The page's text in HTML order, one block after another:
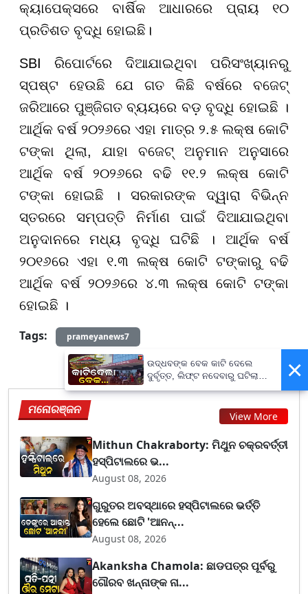
କ୍ୟାପେକ୍ସରେ ବାର୍ଷିକ ଆଧାରରେ ପ୍ରାୟ ୧୦
ପ୍ରତିଶତ ବୃଦ୍ଧି ହୋଇଛି।
SBI ରିପୋର୍ଟରେ ଦିଆଯାଇଥିବା ପରିସଂଖ୍ୟାନରୁ
ସ୍ପଷ୍ଟ ହେଉଛି ଯେ ଗତ କିଛି ବର୍ଷରେ ବଜେଟ୍
ଜରିଆରେ ପୁଞ୍ଜିଗତ ବ୍ୟୟରେ ବଡ଼ ବୃଦ୍ଧି ହୋଇଛି ।
ଆର୍ଥିକ ବର୍ଷ ୨୦୨୬ରେ ଏହା ମାତ୍ର ୨.୫ ଲକ୍ଷ କୋଟି
ଟଙ୍କା ଥିଲା, ଯାହା ବଜେଟ୍ ଅନୁମାନ ଅନୁସାରେ
ଆର୍ଥିକ ବର୍ଷ ୨୦୨୬ରେ ବଢି ୧୧.୨ ଲକ୍ଷ କୋଟି
ଟଙ୍କା ହୋଇଛି । ସରକାରଙ୍କ ଦ୍ୱାରା ବିଭିନ୍ନ
ସ୍ତରରେ ସମ୍ପତ୍ତି ନିର୍ମାଣ ପାଇଁ ଦିଆଯାଇଥିବା
ଅନୁଦାନରେ ମଧ୍ୟ ବୃଦ୍ଧି ଘଟିଛି । ଆର୍ଥିକ ବର୍ଷ
୨୦୧୬ରେ ଏହା ୧.୩ ଲକ୍ଷ କୋଟି ଟଙ୍କାରୁ ବଢି
ଆର୍ଥିକ ବର୍ଷ ୨୦୨୬ରେ ୪.୩ ଲକ୍ଷ କୋଟି ଟଙ୍କା
ହୋଇଛି ।
Tags:
prameyanews7
ମନୋରଞ୍ଜନ View More
Mithun Chakraborty: ମିଥୁନ ଚକ୍ରବର୍ତ୍ତୀ
ହସ୍ପିଟାଲରେ ଭ...
August 08, 2026
ଗୁରୁତର ଅବସ୍ଥାରେ ହସ୍ପିଟାଲରେ ଭର୍ତ୍ତି
ହେଲେ ଛୋଟି 'ଆନନ୍...
August 08, 2026
Akanksha Chamola: ଛାଡପତ୍ର ପୂର୍ବରୁ
ଗୌରବ ଖନ୍ନାଙ୍କ ନା...
×
ଉଦ୍ଧବଙ୍କ ବେକ କାଟି ଦେଲେ
ଦୁର୍ବୃତ୍ତ, ଲିଫ୍ଟ ନଦେବାରୁ ଘଟିଲା